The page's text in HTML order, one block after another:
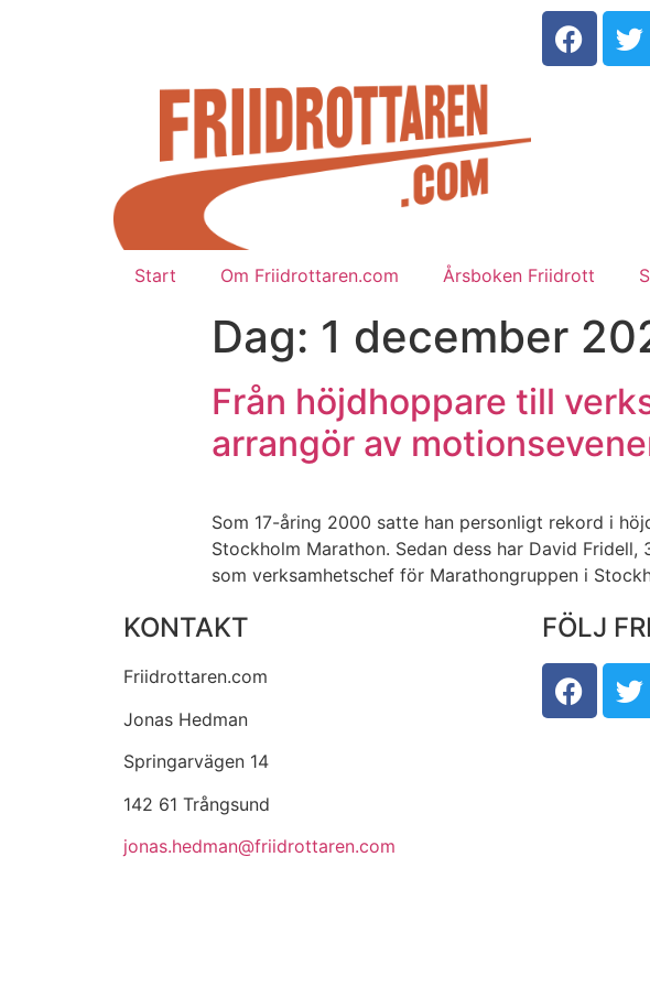
Start Om Friidrottaren.com Årsboken Friidrott
Dag: 1 december
Från höjdhoppare till
arrangör av
Som 17-åring 2000 satte han personligt rekord i
Stockholm Marathon. Sedan dess har David
som verksamhetschef för Marathongruppen i
KONTAKT
Friidrottaren.com
Jonas Hedman
Springarvägen 14
142 61 Trångsund
jonas.hedman@friidrottaren.com
FÖLJ